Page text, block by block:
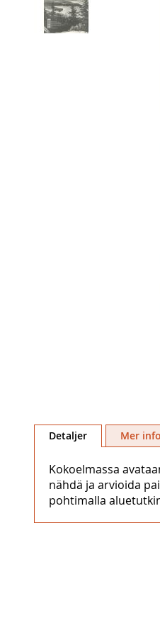
till
bildgalleriet
Detaljer
Kokoelmassa
nähdä ja arvioida
pohtimalla
Mer